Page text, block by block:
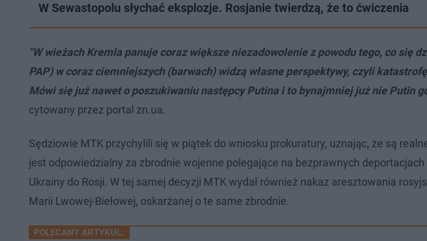
W Sewastopolu słychać eksplozje. Rosjanie twierdzą, że to ćwiczenia
"W wieżach Kremla panuje coraz większe niezadowolenie z powodu tego, co się
PAP) w coraz ciemniejszych (barwach) widzą własne perspektywy, czyli
Mówi się już nawet o poszukiwaniu następcy Putina i to bynajmniej już nie Putin
cytowany przez portal zn.ua.
Sędziowie MTK przychylili się w piątek do wniosku prokuratury, uznając, że są
jest odpowiedzialny za zbrodnie wojenne polegające na bezprawnych
Ukrainy do Rosji. W tej samej decyzji MTK wydał również nakaz aresztowania
Marii Lwowej-Biełowej, oskarżanej o te same zbrodnie.
POLECANY ARTYKUŁ: